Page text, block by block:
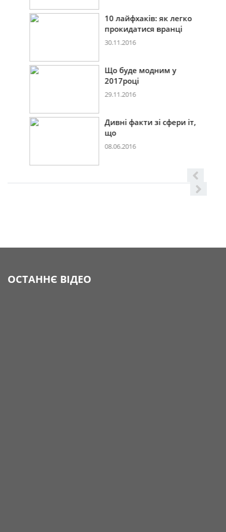
10 лайфхаків: як легко
прокидатися вранці
30.11.2016
Що буде модним у
2017році
29.11.2016
Дивні факти зі сфери іт,
08.06.2016
ОСТАННЄ ВІДЕО